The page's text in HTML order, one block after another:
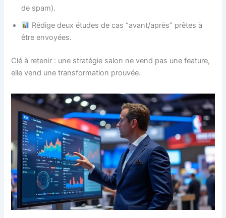
de spam).
Rédige deux études de cas “avant/après” prêtes à
être envoyées.
Clé à retenir : une stratégie salon ne vend pas une feature,
elle vend une transformation prouvée.